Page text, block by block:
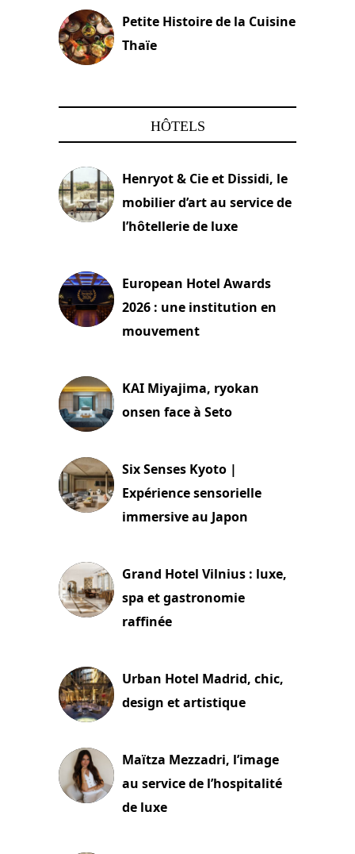
Petite Histoire de la Cuisine
Thaïe
HÔTELS
Henryot & Cie et Dissidi, le
mobilier d’art au service de
l’hôtellerie de luxe
European Hotel Awards
2026 : une institution en
mouvement
KAI Miyajima, ryokan
onsen face à Seto
Six Senses Kyoto |
Expérience sensorielle
immersive au Japon
Grand Hotel Vilnius : luxe,
spa et gastronomie
raffinée
Urban Hotel Madrid, chic,
design et artistique
Maïtza Mezzadri, l’image
au service de l’hospitalité
de luxe